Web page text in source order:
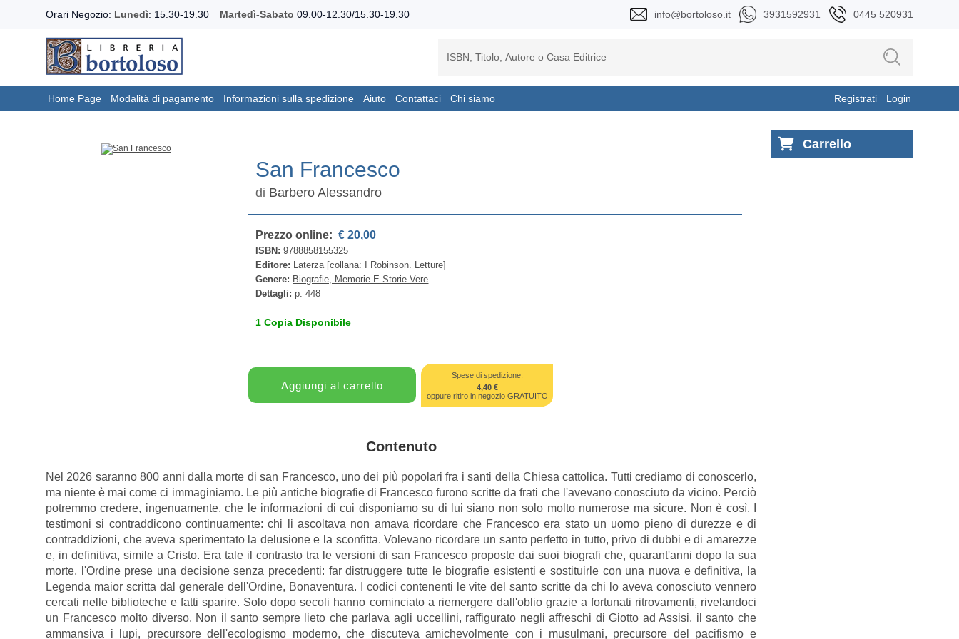
Orari Negozio: Lunedì: 15.30-19.30 Martedì-Sabato 09.00-12.30/15.30-19.30 info@bortoloso.it 3931592931 0445 520931
Home Page Modalità di pagamento Informazioni sulla spedizione Aiuto Contattaci Chi siamo Registrati Login
San Francesco
di Barbero Alessandro
Prezzo online: € 20,00
ISBN:9788858155325
Editore: Laterza [collana: I Robinson. Letture]
Genere: Biografie, Memorie E Storie Vere
Dettagli:p. 448
1 Copia Disponibile
Spese di spedizione:
4,40 €
oppure ritiro in negozio GRATUITO
Contenuto
Nel 2026 saranno 800 anni dalla morte di san Francesco, uno dei più popolari fra i santi della Chiesa cattolica. Tutti crediamo di conoscerlo,
ma niente è mai come ci immaginiamo. Le più antiche biografie di Francesco furono scritte da frati che l'avevano conosciuto da vicino. Perciò
potremmo credere, ingenuamente, che le informazioni di cui disponiamo su di lui siano non solo molto numerose ma sicure. Non è così. I
testimoni si contraddicono continuamente: chi li ascoltava non amava ricordare che Francesco era stato un uomo pieno di durezze e di
contraddizioni, che aveva sperimentato la delusione e la sconfitta. Volevano ricordare un santo perfetto in tutto, privo di dubbi e di amarezze
e, in definitiva, simile a Cristo. Era tale il contrasto tra le versioni di san Francesco proposte dai suoi biografi che, quarant'anni dopo la sua
morte, l'Ordine prese una decisione senza precedenti: far distruggere tutte le biografie esistenti e sostituirle con una nuova e definitiva, la
Legenda maior scritta dal generale dell'Ordine, Bonaventura. I codici contenenti le vite del santo scritte da chi lo aveva conosciuto vennero
cercati nelle biblioteche e fatti sparire. Solo dopo secoli hanno cominciato a riemergere dall'oblio grazie a fortunati ritrovamenti, rivelandoci
un Francesco molto diverso. Non il santo sempre lieto che parlava agli uccellini, raffigurato negli affreschi di Giotto ad Assisi, il santo che
ammansiva i lupi, precursore dell'ecologismo moderno, che discuteva amichevolmente con i musulmani, precursore del pacifismo e
Carrello